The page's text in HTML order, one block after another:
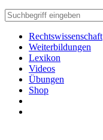
Rechtswissenschaft
Weiterbildungen
Lexikon
Videos
Übungen
Shop